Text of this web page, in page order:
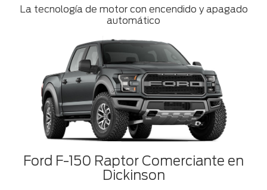
La tecnología de motor con encendido y apagado
automático
Ford F-150 Raptor Comerciante en
Dickinson